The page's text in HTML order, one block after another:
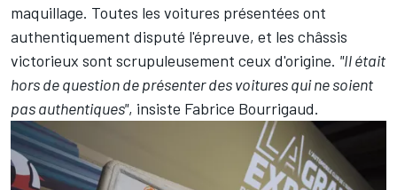
maquillage. Toutes les voitures présentées ont
authentiquement disputé l'épreuve, et les châssis
victorieux sont scrupuleusement ceux d'origine. "Il était
hors de question de présenter des voitures qui ne soient
pas authentiques", insiste Fabrice Bourrigaud.